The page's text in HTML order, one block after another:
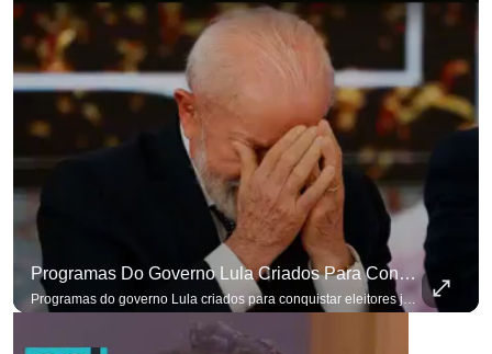
Programas Do Governo Lula Criados Para Conquistar Eleitores Já Não Têm Mais O Mesmo Efeito
Programas do governo Lula criados para conquistar eleitores já não têm o mesmo efeito de campanhas anteriores. #OAntagonista Se você busca informação com credibilidade, inscreva-se agora e ative o